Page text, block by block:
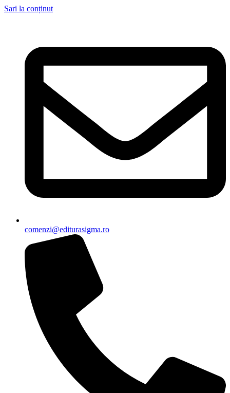
Sari la conținut
comenzi@editurasigma.ro